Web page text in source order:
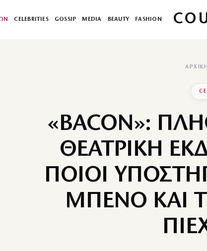
CELEBRITIES GOSSIP MEDIA BEAUTY FASHION
ΑΡΧΙΚΉ
«BACON»:
ΘΕΑΤΡΙΚΗ
ΠΟΙΟΙ
ΜΠΕΝΟ ΚΑΙ